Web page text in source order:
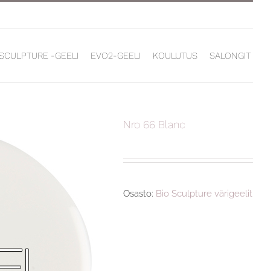
-GEELI EVO2-GEELI KOULUTUS SALONGIT
Nro 66 Blanc
Osasto: Bio Sculpture värigeelit